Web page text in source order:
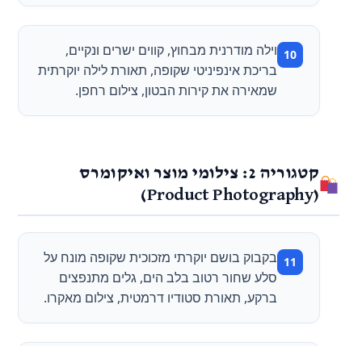
וילה מודרנית מבחוץ, קווים ישרים ונקיים,
בריכת אינפיניטי שקופה, תאורת לילה יוקרתית
שמאירה את קירות הבטון, צילום רחפן.
קטגוריה 2: צילומי מוצר ואיקומרס
(Product Photography)
בקבוק בושם יוקרתי מזכוכית שקופה מונח על
סלע שחור רטוב בלב הים, גלים מתנפצים
ברקע, תאורת סטודיו דרמטית, צילום מאקרו.